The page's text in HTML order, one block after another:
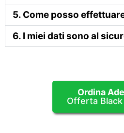
5. Come posso
6. I miei dati sono al
Ordina
Offerta Black